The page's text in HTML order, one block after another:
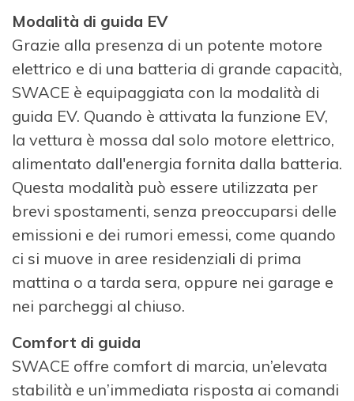
Modalità di guida EV
Grazie alla presenza di un potente motore
elettrico e di una batteria di grande capacità,
SWACE è equipaggiata con la modalità di
guida EV. Quando è attivata la funzione EV,
la vettura è mossa dal solo motore elettrico,
alimentato dall'energia fornita dalla batteria.
Questa modalità può essere utilizzata per
brevi spostamenti, senza preoccuparsi delle
emissioni e dei rumori emessi, come quando
ci si muove in aree residenziali di prima
mattina o a tarda sera, oppure nei garage e
nei parcheggi al chiuso.
Comfort di guida
SWACE offre comfort di marcia, un’elevata
stabilità e un’immediata risposta ai comandi